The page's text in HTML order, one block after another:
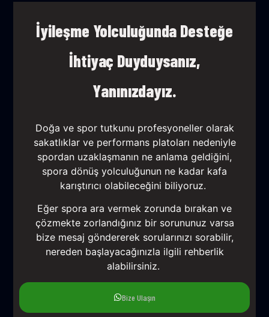
İyileşme Yolculuğunda Desteğe
İhtiyaç Duyduysanız,
Yanınızdayız.
Doğa ve spor tutkunu profesyoneller olarak
sakatlıklar ve performans platoları nedeniyle
spordan uzaklaşmanın ne anlama geldiğini,
spora dönüş yolculuğunun ne kadar kafa
karıştırıcı olabileceğini biliyoruz.
Eğer spora ara vermek zorunda bırakan ve
çözmekte zorlandığınız bir sorununuz varsa
bize mesaj göndererek sorularınızı sorabilir,
nereden başlayacağınızla ilgili rehberlik
alabilirsiniz.
Bize Ulaşın